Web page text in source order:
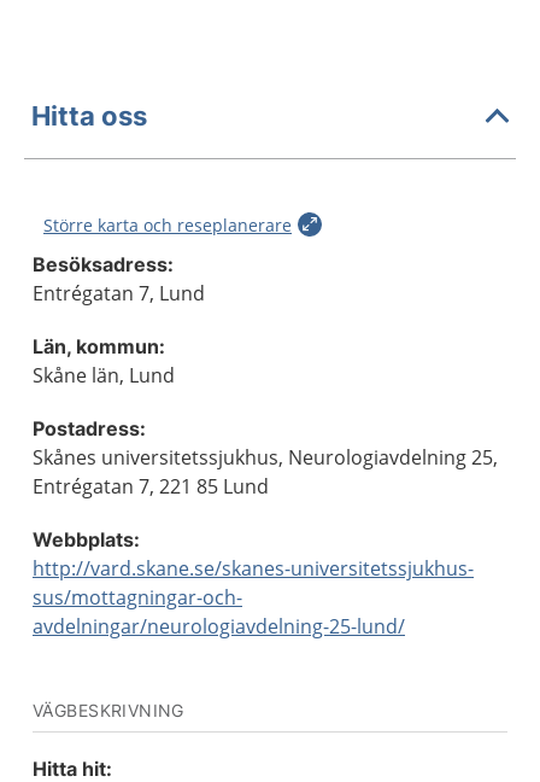
Hitta oss
Större karta och reseplanerare
Besöksadress:
Entrégatan 7, Lund
Län, kommun:
Skåne län, Lund
Postadress:
Skånes universitetssjukhus, Neurologiavdelning 25,
Entrégatan 7, 221 85 Lund
Webbplats:
http://vard.skane.se/skanes-universitetssjukhus-
sus/mottagningar-och-
avdelningar/neurologiavdelning-25-lund/
VÄGBESKRIVNING
Hitta hit: